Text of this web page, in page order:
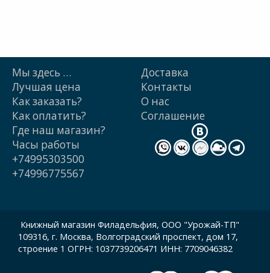
Мы здесь …
Лучшая цена
Как заказать?
Как оплатить?
Доставка
Контакты
О нас
Cоглашение
Где наш магазин?
Часы работы
+74995303500
+74996775567
Книжный магазин Филадельфия, ООО "Урожай-ТП"
109316, г. Москва, Волгоградский проспект, дом 17,
строение 1 ОГРН: 1037739206471 ИНН: 7709046382